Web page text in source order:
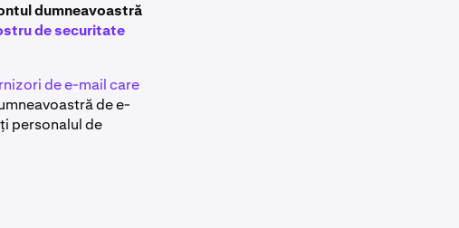
dumneavoastră
de securitate
de e-mail care
de e-
personalul de